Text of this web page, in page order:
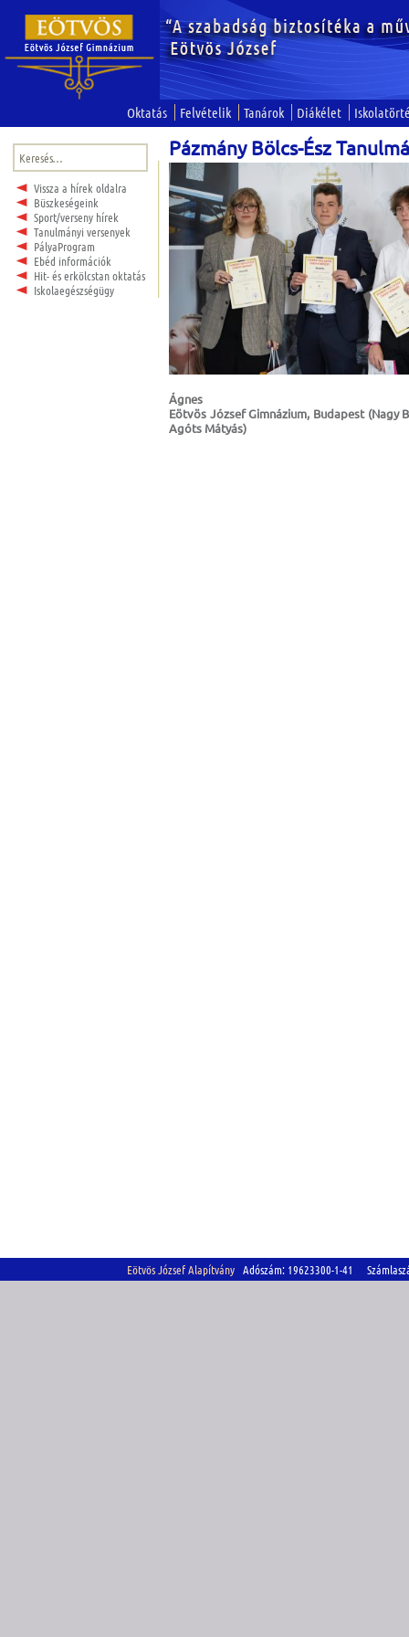
Oktatás Felvételik Tanárok Diákélet
Keresés:
Vissza a hírek oldalra
Büszkeségeink
Sport/verseny hírek
Tanulmányi versenyek
PályaProgram
Ebéd információk
Hit- és erkölcstan oktatás
Iskolaegészségügy
Pázmány Bölcs-Ész
Ágnes
Eötvös József Gimnázium, Budapest (Nagy
Agóts Mátyás)
Eötvös József Alapítvány Adószám: 19623300-1-41